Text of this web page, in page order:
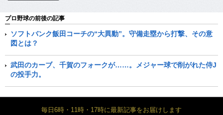
プロ野球の前後の記事
ソフトバンク飯田コーチの“大異動”。守備走塁から打撃、その意
図とは？
武田のカーブ、千賀のフォークが……。メジャー球で削がれた侍J
の投手力。
毎日6時・11時・17時に最新記事をお届けします